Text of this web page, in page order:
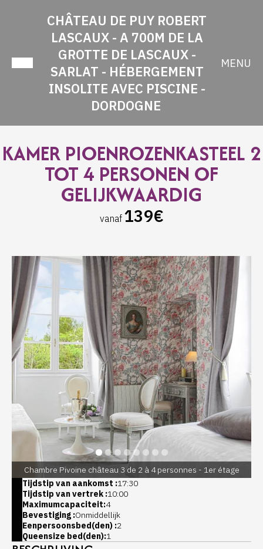
CHÂTEAU DE PUY ROBERT
LASCAUX - A 700M DE LA
GROTTE DE LASCAUX -
SARLAT - HÉBERGEMENT
INSOLITE AVEC PISCINE -
DORDOGNE
MENU
KAMER PIOENROZENKASTEEL 2
TOT 4 PERSONEN OF
GELIJKWAARDIG
vanaf 139€
Chambre Pivoine château 3 de 2 à 4 personnes - 1er étage
Tijdstip van aankomst :17:30
Tijdstip van vertrek :10:00
Maximumcapaciteit:4
Bevestiging :Onmiddellijk
Eenpersoonsbed(den) :2
Queensize bed(den):1